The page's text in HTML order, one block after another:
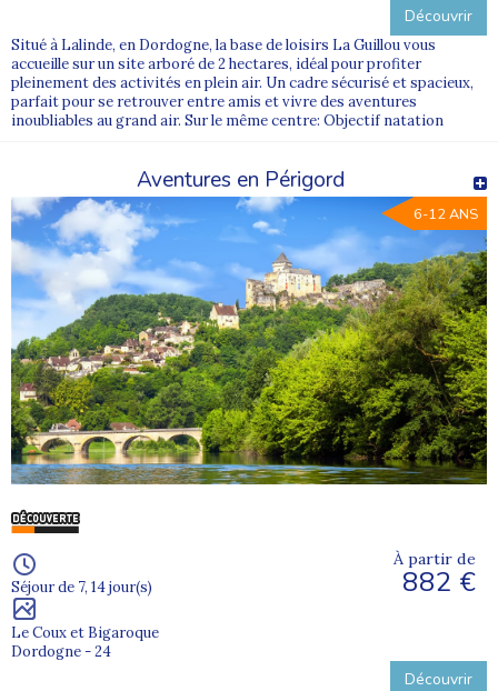
Découvrir
Situé à Lalinde, en Dordogne, la base de loisirs La Guillou vous
accueille sur un site arboré de 2 hectares, idéal pour profiter
pleinement des activités en plein air. Un cadre sécurisé et spacieux,
parfait pour se retrouver entre amis et vivre des aventures
inoubliables au grand air. Sur le même centre: Objectif natation
Aventures en Périgord
6-12 ANS
Séjour de 7, 14 jour(s)
Le Coux et Bigaroque
Dordogne - 24
À partir de
882 €
Découvrir